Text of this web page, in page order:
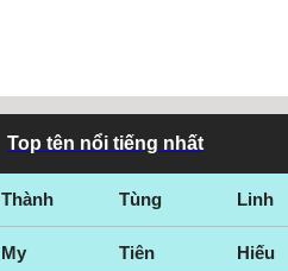
Top tên nổi tiếng nhất
Thành Tùng Linh
My Tiên Hiếu